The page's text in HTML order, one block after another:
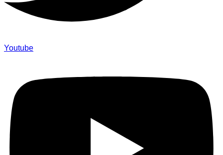
Youtube